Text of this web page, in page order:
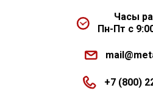
Часы
Пн-Пт с
+7 (800)